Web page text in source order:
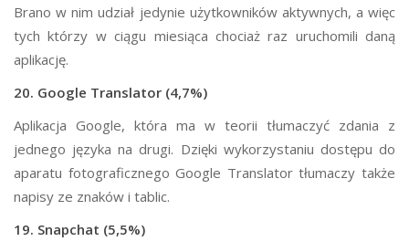
Brano w nim udział jedynie użytkowników aktywnych, a więc
tych którzy w ciągu miesiąca chociaż raz uruchomili daną
aplikację.
20. Google Translator (4,7%)
Aplikacja Google, która ma w teorii tłumaczyć zdania z
jednego języka na drugi. Dzięki wykorzystaniu dostępu do
aparatu fotograficznego Google Translator tłumaczy także
napisy ze znaków i tablic.
19. Snapchat (5,5%)